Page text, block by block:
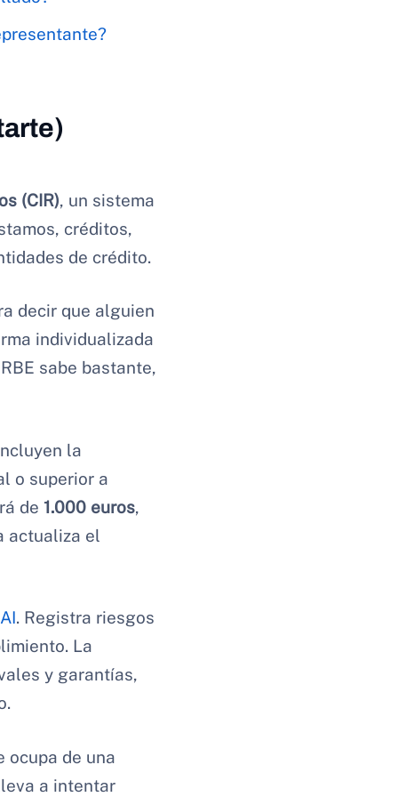
(CIR), un sistema
créditos,
de crédito.
decir que alguien
individualizada
sabe bastante,
la
o superior a
de 1.000 euros,
actualiza el
. Registra riesgos
La
y garantías,
ocupa de una
a intentar